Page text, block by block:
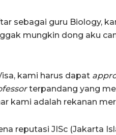
sebagai guru Biology,
mungkin dong aku
kami harus dapat
terpandang yang
kami adalah rekanan
reputasi JISc (Jakarta